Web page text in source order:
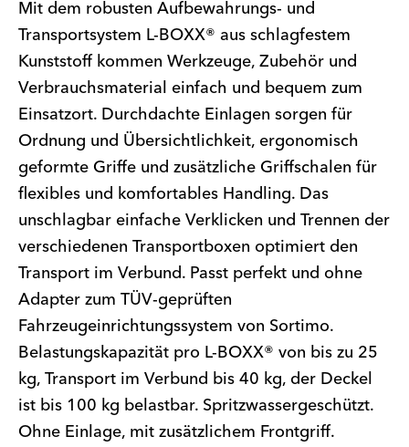
Mit dem robusten Aufbewahrungs- und
Transportsystem L-BOXX® aus schlagfestem
Kunststoff kommen Werkzeuge, Zubehör und
Verbrauchsmaterial einfach und bequem zum
Einsatzort. Durchdachte Einlagen sorgen für
Ordnung und Übersichtlichkeit, ergonomisch
geformte Griffe und zusätzliche Griffschalen für
flexibles und komfortables Handling. Das
unschlagbar einfache Verklicken und Trennen der
verschiedenen Transportboxen optimiert den
Transport im Verbund. Passt perfekt und ohne
Adapter zum TÜV-geprüften
Fahrzeugeinrichtungssystem von Sortimo.
Belastungskapazität pro L-BOXX® von bis zu 25
kg, Transport im Verbund bis 40 kg, der Deckel
ist bis 100 kg belastbar. Spritzwassergeschützt.
Ohne Einlage, mit zusätzlichem Frontgriff.